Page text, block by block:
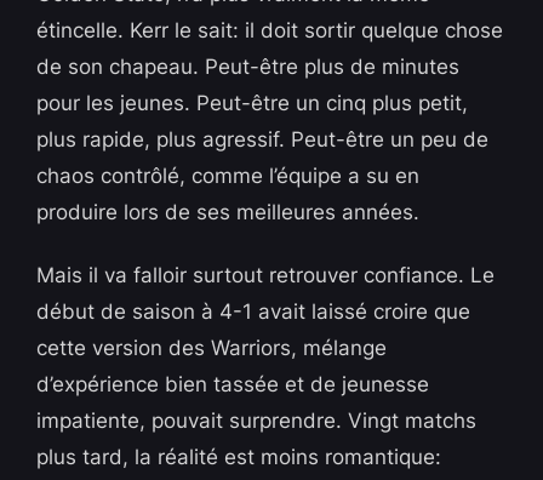
étincelle. Kerr le sait: il doit sortir quelque chose
de son chapeau. Peut-être plus de minutes
pour les jeunes. Peut-être un cinq plus petit,
plus rapide, plus agressif. Peut-être un peu de
chaos contrôlé, comme l’équipe a su en
produire lors de ses meilleures années.
Mais il va falloir surtout retrouver confiance. Le
début de saison à 4-1 avait laissé croire que
cette version des Warriors, mélange
d’expérience bien tassée et de jeunesse
impatiente, pouvait surprendre. Vingt matchs
plus tard, la réalité est moins romantique: